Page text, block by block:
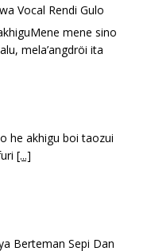
Vocal Rendi Gulo
mene sino
mela’angdröi ita
he akhigu boi taozui
[...]
Berteman Sepi Dan